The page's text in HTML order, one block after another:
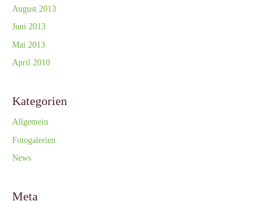
August 2013
Juni 2013
Mai 2013
April 2010
Kategorien
Allgemein
Fotogalerien
News
Meta